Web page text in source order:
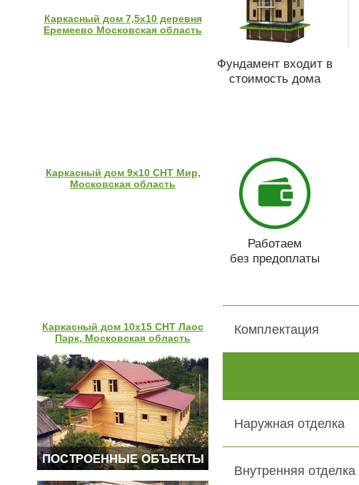
Фундамент входит в
стоимость дома
Работаем
без предоплаты
Комплектация
Наружная отделка
Внутренняя отделка
Каркасный дом 7,5х10 деревня
Еремеево Московская область
Каркасный дом 9х10 СНТ Мир,
Московская область
Каркасный дом 10х15 СНТ Лаос
Парк, Московская область